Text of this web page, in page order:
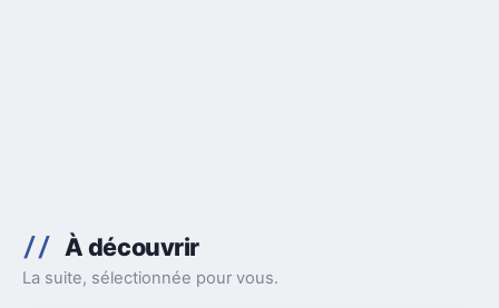
À découvrir
La suite, sélectionnée pour vous.